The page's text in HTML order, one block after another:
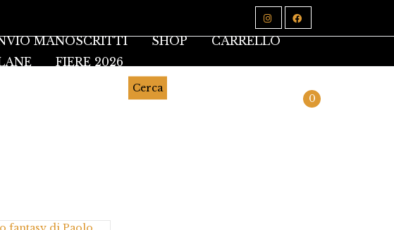
MANOSCRITTI SHOP
CARRELLO
FIERE 2026
Cerca
0